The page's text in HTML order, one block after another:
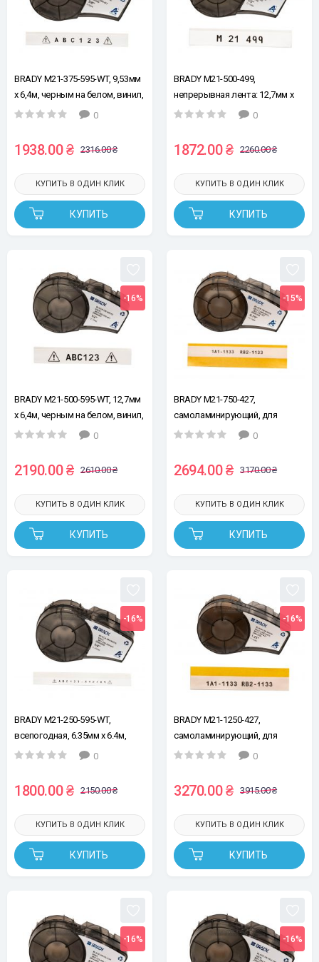
BRADY M21-375-595-WT, 9,53мм
х 6,4м, черным на белом, винил,
лента для принтеров этикеток
0
1938.00 ₴ 2316.00 ₴
КУПИТЬ
КУПИТЬ В ОДИН КЛИК
BRADY M21-500-499,
непрерывная лента: 12,7мм х
4,87м, черным на белом,
этикеток
0
1872.00 ₴ 2260.00 ₴
КУПИТЬ
КУПИТЬ В ОДИН КЛИК
-16%
BRADY M21-500-595-WT, 12,7мм
х 6,4м, черным на белом, винил,
лента для принтеров этикеток
0
2190.00 ₴ 2610.00 ₴
КУПИТЬ
КУПИТЬ В ОДИН КЛИК
-15%
BRADY M21-750-427,
самоламинирующий, для
провода Ø2-3мм, черный на
этикеток
0
2694.00 ₴ 3170.00 ₴
КУПИТЬ
КУПИТЬ В ОДИН КЛИК
-16%
BRADY M21-250-595-WT,
всепогодная, 6.35мм х 6.4м,
черным на белом, винил, лента
0
1800.00 ₴ 2150.00 ₴
КУПИТЬ
КУПИТЬ В ОДИН КЛИК
-16%
BRADY M21-1250-427,
самоламинирующий, для
провода Ø3,2 - 5,7мм, черным
этикеток
0
3270.00 ₴ 3915.00 ₴
КУПИТЬ
КУПИТЬ В ОДИН КЛИК
-16% -16%